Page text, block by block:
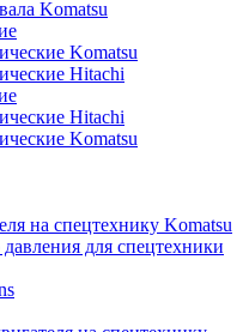
Komatsu
Komatsu
Hitachi
Hitachi
Komatsu
на спецтехнику Komatsu
для спецтехники